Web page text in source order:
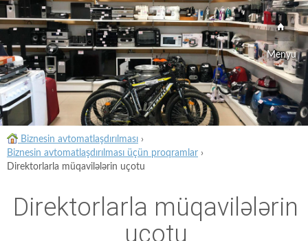
Menyu
Biznesin avtomatlaşdırılması ›
Biznesin avtomatlaşdırılması üçün proqramlar ›
Direktorlarla müqavilələrin uçotu
Direktorlarla müqavilələrin
uçotu